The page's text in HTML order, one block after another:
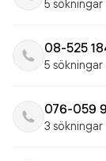
5 sökningar
08-525
5 sökningar
076-059
3 sökningar